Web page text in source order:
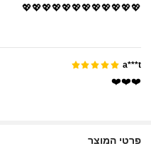
💖💖💖💖💖💖💖💖💖💖💖💖
a***t
❤️❤️❤️
פרטי המוצר